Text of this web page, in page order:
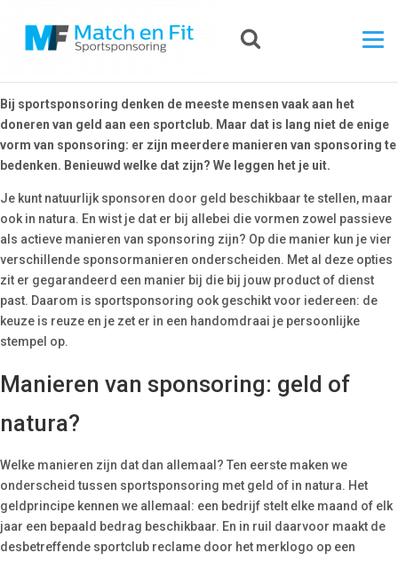
Bij sportsponsoring denken de meeste mensen vaak aan het
doneren van geld aan een sportclub. Maar dat is lang niet de enige
vorm van sponsoring: er zijn meerdere manieren van sponsoring te
bedenken. Benieuwd welke dat zijn? We leggen het je uit.
Je kunt natuurlijk sponsoren door geld beschikbaar te stellen, maar
ook in natura. En wist je dat er bij allebei die vormen zowel passieve
als actieve manieren van sponsoring zijn? Op die manier kun je vier
verschillende sponsormanieren onderscheiden. Met al deze opties
zit er gegarandeerd een manier bij die bij jouw product of dienst
past. Daarom is sportsponsoring ook geschikt voor iedereen: de
keuze is reuze en je zet er in een handomdraai je persoonlijke
stempel op.
Manieren van sponsoring: geld of
natura?
Welke manieren zijn dat dan allemaal? Ten eerste maken we
onderscheid tussen sportsponsoring met geld of in natura. Het
geldprincipe kennen we allemaal: een bedrijf stelt elke maand of elk
jaar een bepaald bedrag beschikbaar. En in ruil daarvoor maakt de
desbetreffende sportclub reclame door het merklogo op een